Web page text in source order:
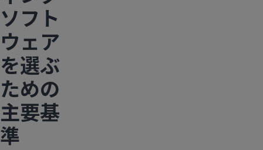
ソフト
ウェア
を選ぶ
ための
主要基
準